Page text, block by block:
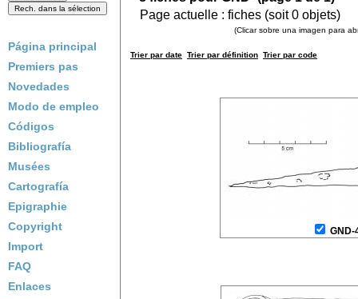
Página principal
Premiers pas
Novedades
Modo de empleo
Códigos
Bibliografía
Musées
Cartografía
Epigraphie
Copyright
Import
FAQ
Enlaces
Page actuelle : fiches (soit0 objets)
(Clicar sobre una imagen para
Trier par date Trier par définition Trier par code
GND-